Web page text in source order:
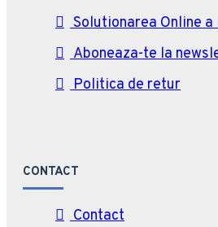
Solutionarea Online
Aboneaza-te la
Politica de retur
CONTACT
Contact